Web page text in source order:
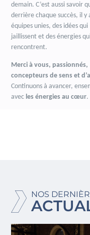
demain. C’est aussi savoir
derrière chaque succès, il y
équipes unies, des idées qui
jaillissent et des énergies
rencontrent.
Merci à vous, passionnés,
concepteurs de sens et
Continuons à avancer,
avec les énergies au cœur.
NOS